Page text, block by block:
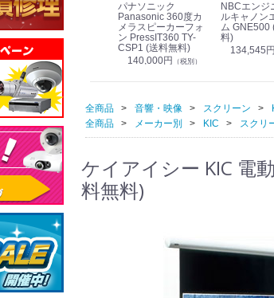
パナソニック
Panasonic リモコン
マイク (10局用) WR-
210A (送料無料)
39,000円
パナソニック
Panasonic 360度カ
メラスピーカーフォ
ン PressIT360 TY-
CSP1 (送料無料)
140,000円 （税別）
NBCエンジ
ルキャノン
ム GNE500
料)
134,545円
全商品 音響・映像 スクリーン
全商品
メーカー別 KIC スクリ
ケイアイシー KIC 電
料無料)